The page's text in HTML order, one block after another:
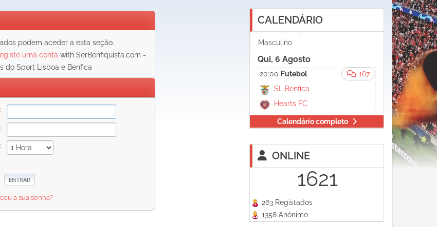
podem aceder a esta seção.
uma conta with SerBenfiquista.com -
do Sport Lisboa e Benfica
a sua senha?
CALENDÁRIO
Masculino
Qui, 6 Agosto
167
20:00 Futebol
SL Benfica
Hearts FC
Calendário completo
ONLINE
1621
263 Registados
1358 Anónimo